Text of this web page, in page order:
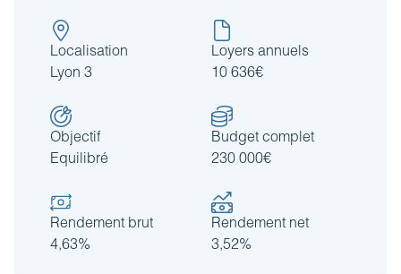
Localisation
Lyon 3
Loyers annuels
10 636€
Objectif
Equilibré
Budget complet
230 000€
Rendement brut
4,63%
Rendement net
3,52%